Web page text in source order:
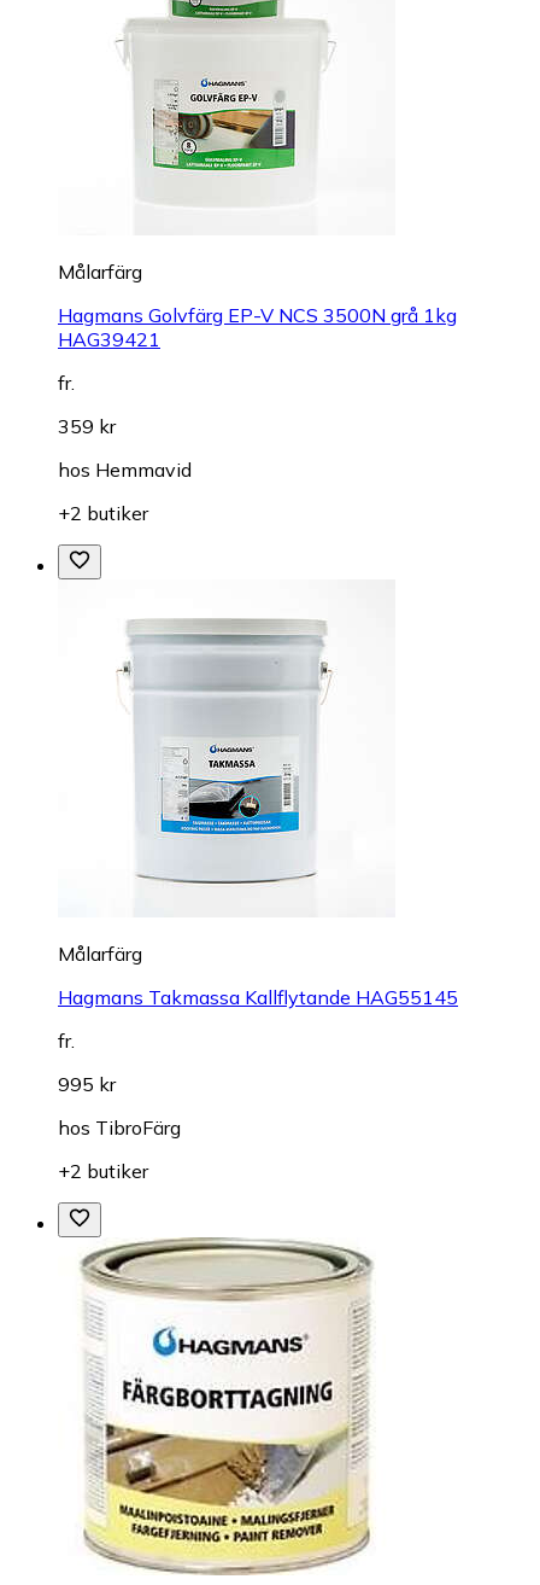
Målarfärg
Hagmans Golvfärg EP-V NCS 3500N grå 1kg
HAG39421
fr.
359 kr
hos Hemmavid
+2 butiker
Målarfärg
Hagmans Takmassa Kallflytande HAG55145
fr.
995 kr
hos TibroFärg
+2 butiker